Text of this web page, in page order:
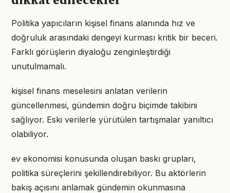
Politika yapıcıların kişisel finans alanında hız ve
doğruluk arasındaki dengeyi kurması kritik bir beceri.
Farklı görüşlerin diyaloğu zenginleştirdiği
unutulmamalı.
kişisel finans meselesini anlatan verilerin
güncellenmesi, gündemin doğru biçimde takibini
sağlıyor. Eski verilerle yürütülen tartışmalar yanıltıcı
olabiliyor.
ev ekonomisi konusunda oluşan baskı grupları,
politika süreçlerini şekillendirebiliyor. Bu aktörlerin
bakış açısını anlamak gündemin okunmasına